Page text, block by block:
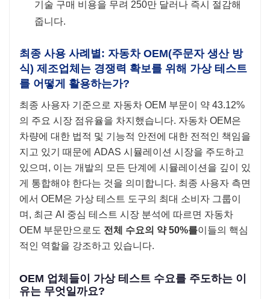
기술 구매 비용을 무려 250만 달러나 즉시 절감해
줍니다.
최종 사용 사례별: 자동차 OEM(주문자 생산 방
식) 제조업체는 경쟁력 확보를 위해 가상 테스트
를 어떻게 활용하는가?
최종 사용자 기준으로 자동차 OEM 부문이 약 43.12%
의 주요 시장 점유율을 차지했습니다. 자동차 OEM은
차량에 대한 법적 및 기능적 안전에 대한 전적인 책임을
지고 있기 때문에 ADAS 시뮬레이션 시장을 주도하고
있으며, 이는 개발의 모든 단계에 시뮬레이션을 깊이 있
게 통합해야 한다는 것을 의미합니다. 최종 사용자 측면
에서 OEM은 가상 테스트 도구의 최대 소비자 그룹이
며, 최근 AI 중심 테스트 시장 분석에 따르면 자동차
OEM 부문만으로도 전체 수요의 약 50%를이들의 핵심
적인 역할을 강조하고 있습니다.
OEM 업체들이 가상 테스트 수요를 주도하는 이
유는 무엇일까요?